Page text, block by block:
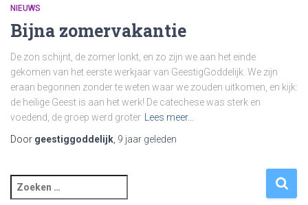
NIEUWS
Bijna zomervakantie
De zon schijnt, de zomer lonkt, en zo zijn we aan het einde
gekomen van het eerste werkjaar van GeestigGoddelijk. We zijn
eraan begonnen zonder te weten waar we zouden uitkomen, en kijk:
de heilige Geest is aan het werk! De catechese was sterk en
voedend, de groep werd groter
Lees meer…
Door geestiggoddelijk 9 jaar geleden
o